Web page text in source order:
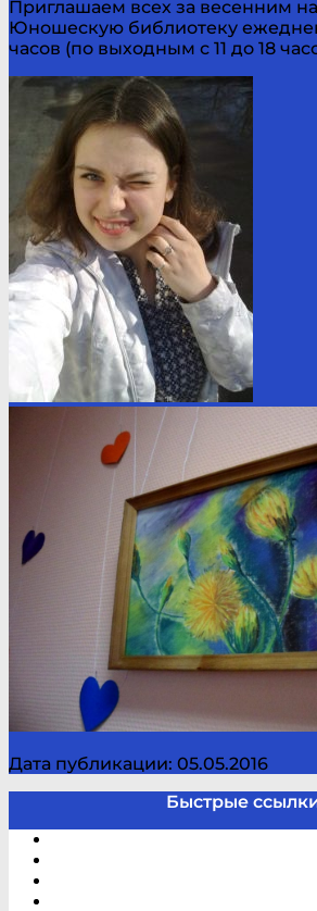
Приглашаем всех за весенним
Юношескую библиотеку
часов (по выходным с 11 до 18
Дата публикации: 05.05.2016
Быстрые